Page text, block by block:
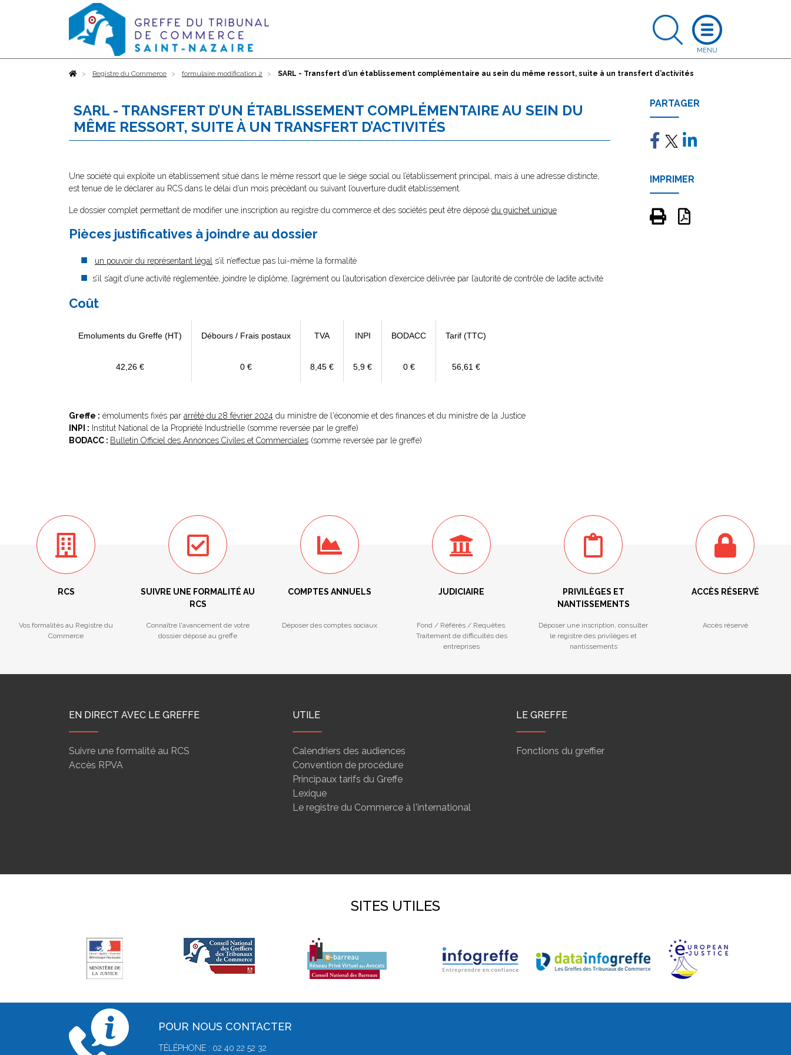
AccueilRegistre du Commerce formulaire modification 2 SARL - Transfert d’un établissement complémentaire au sein du même ressort, suite à un transfert d’activités
SARL - TRANSFERT D’UN ÉTABLISSEMENT COMPLÉMENTAIRE AU SEIN DU
MÊME RESSORT, SUITE À UN TRANSFERT D’ACTIVITÉS
Une société qui exploite un établissement situé dans le même ressort que le siège social ou l’établissement principal, mais à une adresse distincte,
est tenue de le déclarer au RCS dans le délai d’un mois précédant ou suivant l’ouverture dudit établissement.
Le dossier complet permettant de modifier une inscription au registre du commerce et des sociétés peut être déposé du guichet unique
Pièces justificatives à joindre au dossier
un pouvoir du représentant légal s’il n’effectue pas lui-même la formalité
s’il s’agit d’une activité réglementée, joindre le diplôme, l’agrément ou l’autorisation d’exercice délivrée par l’autorité de contrôle de ladite activité
Coût
Emoluments du Greffe (HT) Débours / Frais postaux TVA INPI BODACC Tarif (TTC)
42,26 € 0 € 8,45 € 5,9 € 0 € 56,61 €
Greffe : émoluments fixés par arrêté du 28 février 2024 du ministre de l'économie et des finances et du ministre de la Justice
INPI : Institut National de la Propriété Industrielle (somme reversée par le greffe)
BODACC : Bulletin Officiel des Annonces Civiles et Commerciales (somme reversée par le greffe)
PARTAGER
IMPRIMER
RCS
Vos formalités au Registre du
Commerce
SUIVRE UNE FORMALITÉ AU
RCS
Connaître l'avancement de votre
dossier déposé au greffe
COMPTES ANNUELS
Déposer des comptes sociaux
JUDICIAIRE
Fond / Référés / Requêtes.
Traitement de difficultés des
entreprises
PRIVILÈGES ET
NANTISSEMENTS
Déposer une inscription, consulter
le registre des privilèges et
nantissements
ACCÈS RÉSERVÉ
Accès réservé
EN DIRECT AVEC LE GREFFE
Suivre une formalité au RCS
Accès RPVA
UTILE
Calendriers des audiences
Convention de procédure
Principaux tarifs du Greffe
Lexique
Le registre du Commerce à l'international
LE GREFFE
Fonctions du greffier
SITES UTILES
POUR NOUS CONTACTER
TÉLÉPHONE : 02 40 22 52 32